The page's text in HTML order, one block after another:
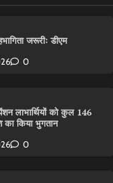
जरूरीः डीएम
0
लाभार्थियों को कुल 146
किया भुगतान
0